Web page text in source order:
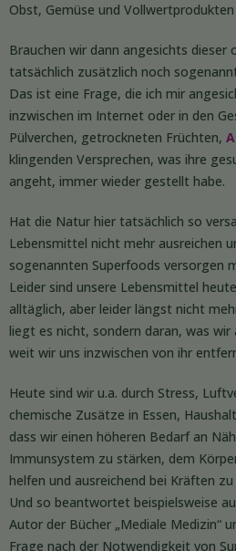
Obst, Gemüse und
Brauchen wir dann angesichts
tatsächlich zusätzlich noch
Das ist eine Frage, die ich mir
inzwischen im Internet oder in den
Pülverchen, getrockneten Früchten,
klingenden Versprechen, was ihre
angeht, immer wieder gestellt habe.
Hat die Natur hier tatsächlich so
Lebensmittel nicht mehr ausreichen
sogenannten Superfoods versorgen
Leider sind unsere Lebensmittel
alltäglich, aber leider längst nicht
liegt es nicht, sondern daran, was
weit wir uns inzwischen von ihr
Heute sind wir u.a. durch Stress,
chemische Zusätze in Essen,
dass wir einen höheren Bedarf an
Immunsystem zu stärken, dem
helfen und ausreichend bei Kräften zu
Und so beantwortet beispielsweise
Autor der Bücher „Mediale Medizin“
Frage nach der Notwendigkeit von